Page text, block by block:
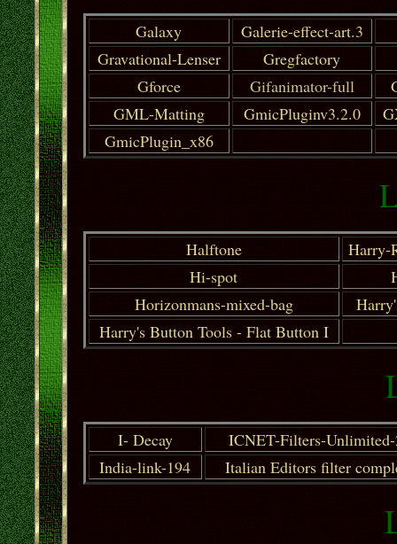
Galaxy
Galerie-effect-art.3
Gravational-Lenser
Gregfactory
Gforce
Gifanimator-full
GML-Matting
GmicPluginv3.2.0
GmicPlugin_x86
Halftone
Harry-
Hi-spot
Horizonmans-mixed-bag
Harry's Button Tools - Flat Button I
I- Decay
ICNET-Filters-
India-link-194
Italian Editors filter